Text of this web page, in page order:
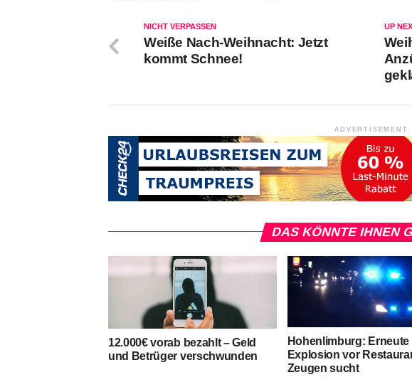
UP
NICHT VERPASSEN
Weiße Nach-Weihnacht: Jetzt
kommt Schnee!
ADVERTISEMENT
DAS KÖNNTE IHNEN
12.000€ vorab bezahlt – Geld
und Betrüger verschwunden
Hohenlimburg: Erneute
Explosion vor
Zeugen sucht